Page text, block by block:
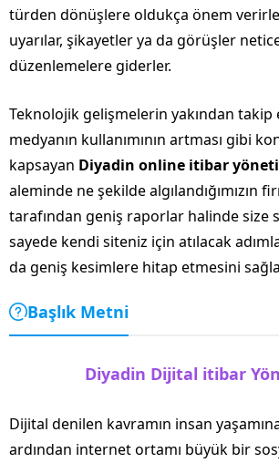
türden dönüşlere oldukça önem
uyarılar, şikayetler ya da görüşler
düzenlemelere giderler.
Teknolojik gelişmelerin yakından takip
medyanın kullanımının artması gibi
kapsayan Diyadin online itibar
aleminde ne şekilde algılandığımızın
tarafından geniş raporlar halinde size
sayede kendi siteniz için atılacak
da geniş kesimlere hitap etmesini
Başlık Metni
Diyadin Dijital itibar
Dijital denilen kavramın insan
ardından internet ortamı büyük bir